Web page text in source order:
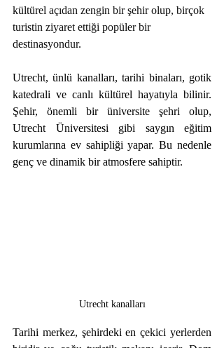
kültürel açıdan zengin bir şehir olup, birçok
turistin ziyaret ettiği popüler bir
destinasyondur.
Utrecht, ünlü kanalları, tarihi binaları, gotik
katedrali ve canlı kültürel hayatıyla bilinir.
Şehir, önemli bir üniversite şehri olup,
Utrecht Üniversitesi gibi saygın eğitim
kurumlarına ev sahipliği yapar. Bu nedenle
genç ve dinamik bir atmosfere sahiptir.
Utrecht kanalları
Tarihi merkez, şehirdeki en çekici yerlerden